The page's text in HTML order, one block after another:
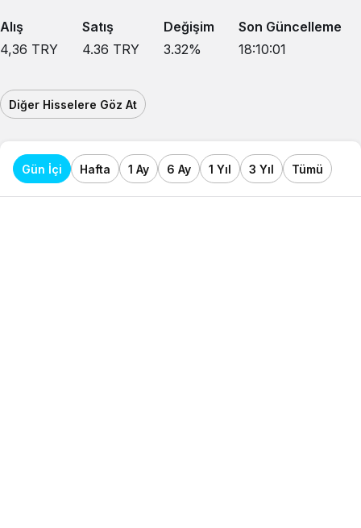
Alış
4,36 TRY
Satış
4.36 TRY
Değişim
3.32%
Son Güncelleme
18:10:01
Diğer Hisselere Göz At
Gün İçi Hafta 1 Ay 6 Ay 1 Yıl 3 Yıl Tümü